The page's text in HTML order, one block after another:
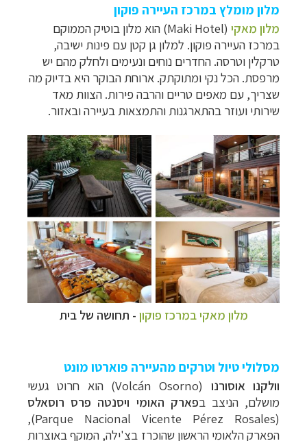
מלון מומלץ במרכז העיירה פוקון
מלון מאקי
(Maki Hotel) הוא מלון בוטיק הממוקם
במרכז העיירה פוקון. למלון גן קטן עם פינות ישיבה,
טרקלין וטרסה. החדרים נוחים ונעימים ולחלק מהם יש
מרפסת. הכל נקי ומתוקתק. ארוחת הבוקר היא בדיוק מה
שצריך, עם מאפים טריים והרבה פירות. הצוות מאד
שירותי ועוזר בהתארגנות והתמצאות בעיירה ובאזור.
מלון מאקי במרכז פוקון - תחושה של בית
מסלולי טיול וטרקים מהעיירה פוארטו מונט
וולקנו אוסורנו (
Volcán Osorno) הוא חרוט געשי
מושלם, הניצב בפארק האומי ויסנטה פרס רוסאלס
(
Parque Nacional Vicente Pérez Rosales
),
הפארק הלאומי הראשון שהוכרז בצ'ילה, המוקף באוצרות